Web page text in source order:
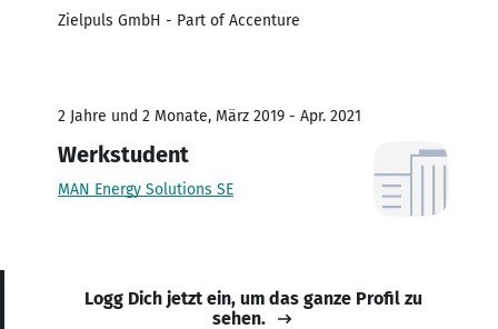
Zielpuls GmbH - Part of Accenture
2 Jahre und 2 Monate, März 2019 - Apr. 2021
Werkstudent
MAN Energy Solutions SE
Logg Dich jetzt ein, um das ganze Profil zu
sehen.